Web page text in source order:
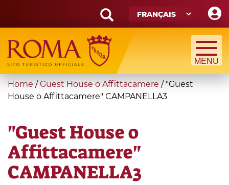
main
content
Search
form
Recherche
You
are
Home / Guest House o Affittacamere / "Guest
House o Affittacamere" CAMPANELLA3
"Guest House o
Affittacamere"
CAMPANELLA3